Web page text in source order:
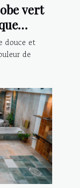
vert
douce et
de